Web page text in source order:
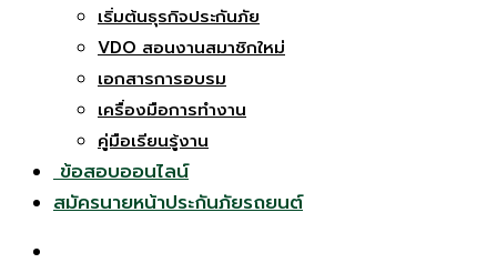
เริ่มต้นธุรกิจประกันภัย
VDO สอนงานสมาชิกใหม่
เอกสารการอบรม
เครื่องมือการทำงาน
คู่มือเรียนรู้งาน
ข้อสอบออนไลน์
สมัครนายหน้าประกันภัยรถยนต์